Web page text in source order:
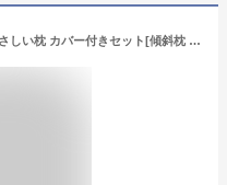
＼特典あり／星虎の胃と呼吸にやさしい枕 カバー付きセット[傾斜枕 日本製 まくら 傾斜 枕 斜め枕 大きめ 国産 三角枕 仰向け 仰向け寝 三角 妊娠 足枕 なだらか枕 脚枕 背もたれ ごろ寝 敬老の日] 即納